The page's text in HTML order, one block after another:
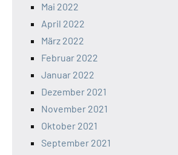
Mai 2022
April 2022
März 2022
Februar 2022
Januar 2022
Dezember 2021
November 2021
Oktober 2021
September 2021